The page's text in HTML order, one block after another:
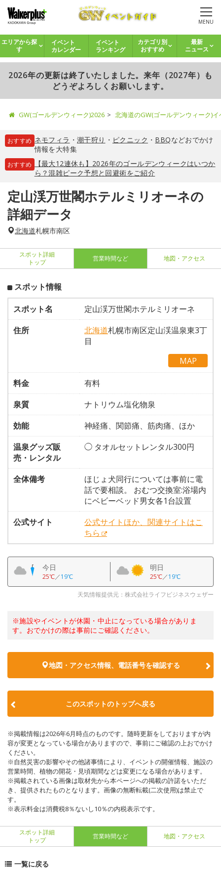
MENU
エリアから探
す
イベント
カレンダー
イベント
ランキング
カテゴリ別
おすすめ
最新
ニュース
2026年の更新は終了いたしました。来年（2027年）も
どうぞよろしくお願いします。
GW(ゴールデンウィーク)2026 北海道のGW(ゴールデンウィーク)
おすすめ ネモフィラ ・ 潮干狩り ・ ピクニック ・ BBQなどおでかけ
情報を大特集
おすすめ
【最大12連休も】2026年のゴールデンウィークはいつか
ら？混雑ピーク予想と回避術をご紹介
定山渓万世閣ホテルミリオーネの
詳細データ
北海道札幌市南区
スポット詳細
トップ
営業時間など 地図・アクセス
スポット情報
スポット名
定山渓万世閣ホテルミリオーネ
住所
北海道札幌市南区定山渓温泉東3丁
目
MAP
料金
有料
泉質
ナトリウム塩化物泉
効能
神経痛、関節痛、筋肉痛、ほか
温泉グッズ販
売・レンタル
◯ タオルセットレンタル300円
全体備考
ほじょ犬同行については事前に電
話で要相談。 おむつ交換室:浴場内
にベビーベッド男女各1台設置
公式サイト
公式サイトほか、関連サイトはこ
ちら
今日
25℃／19℃
明日
25℃／19℃
天気情報提供元：株式会社ライフビジネスウェザー
※施設やイベントが休園・中止になっている場合がありま
す。おでかけの際は事前にご確認ください。
地図・アクセス情報、電話番号を確認する
このスポットのトップへ戻る
※掲載情報は2026年6月時点のものです。随時更新をしておりますが内
容が変更となっている場合がありますので、事前にご確認の上おでかけ
ください。
※自然災害の影響やその他諸事情により、イベントの開催情報、施設の
営業時間、植物の開花・見頃期間などは変更になる場合があります。
※掲載されている画像は取材先から本ページへの掲載の許諾をいただ
き、提供されたものとなります。画像の無断転載(二次使用)は禁止で
す。
※表示料金は消費税8％ないし10％の内税表示です。
スポット詳細
トップ
営業時間など 地図・アクセス
一覧に戻る